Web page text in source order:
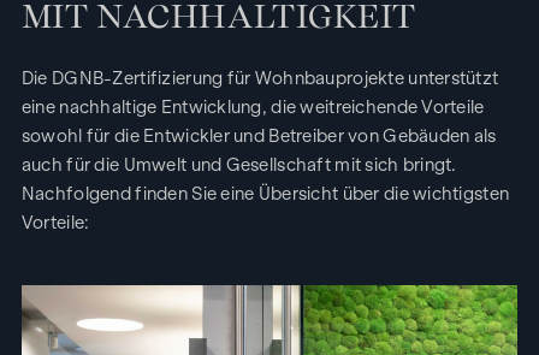
MIT NACHHALTIGKEIT
Die DGNB-Zertifizierung für Wohnbauprojekte unterstützt
eine nachhaltige Entwicklung, die weitreichende Vorteile
sowohl für die Entwickler und Betreiber von Gebäuden als
auch für die Umwelt und Gesellschaft mit sich bringt.
Nachfolgend finden Sie eine Übersicht über die wichtigsten
Vorteile: